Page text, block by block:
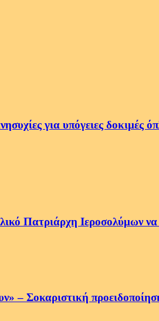
για υπόγειες δοκιμές
Πατριάρχη Ιεροσολύμων να
– Σοκαριστική